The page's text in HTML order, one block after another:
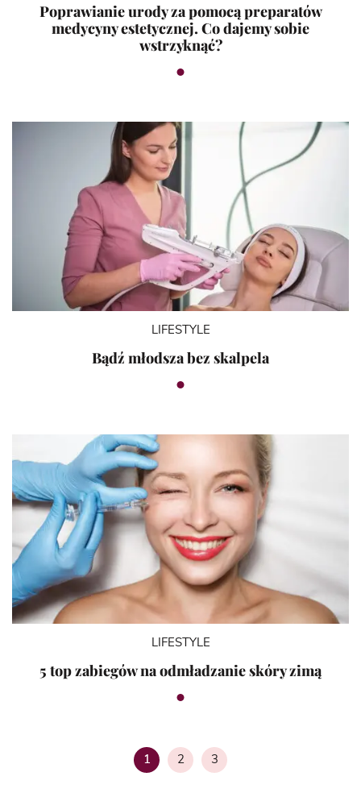
Poprawianie urody za pomocą preparatów
medycyny estetycznej. Co dajemy sobie
wstrzyknąć?
LIFESTYLE
Bądź młodsza bez skalpela
LIFESTYLE
5 top zabiegów na odmładzanie skóry zimą
1 Strona
2 Strona
3